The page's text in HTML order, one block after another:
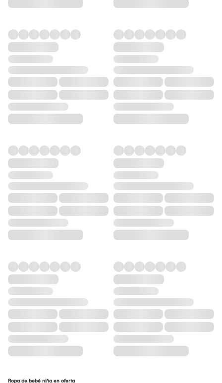
Ropa de bebé niña en oferta